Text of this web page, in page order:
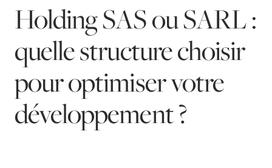
Holding SAS ou SARL :
quelle structure choisir
pour optimiser votre
développement ?